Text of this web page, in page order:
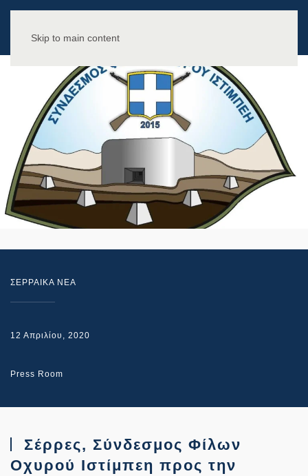
Skip to main content
ΣΕΡΡΑΙΚΑ ΝΕΑ
12 Απριλίου, 2020
Press Room
Σέρρες, Σύνδεσμος Φίλων
Οχυρού Ιστίμπεη προς την